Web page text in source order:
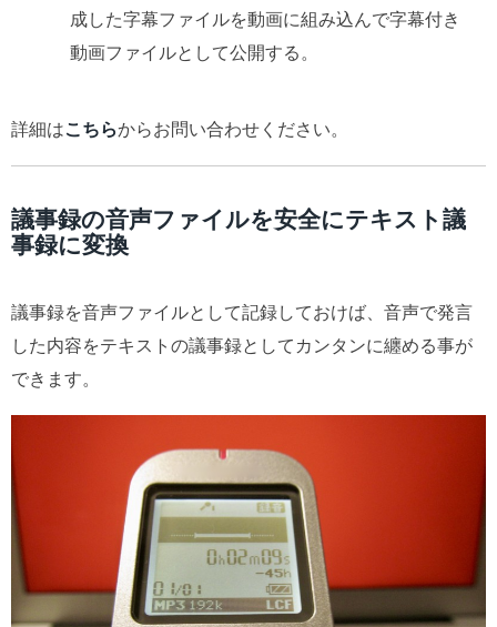
成した字幕ファイルを動画に組み込んで字幕付き
動画ファイルとして公開する。
詳細はこちらからお問い合わせください。
議事録の音声ファイルを安全にテキスト議
事録に変換
議事録を音声ファイルとして記録しておけば、音声で発言
した内容をテキストの議事録としてカンタンに纏める事が
できます。